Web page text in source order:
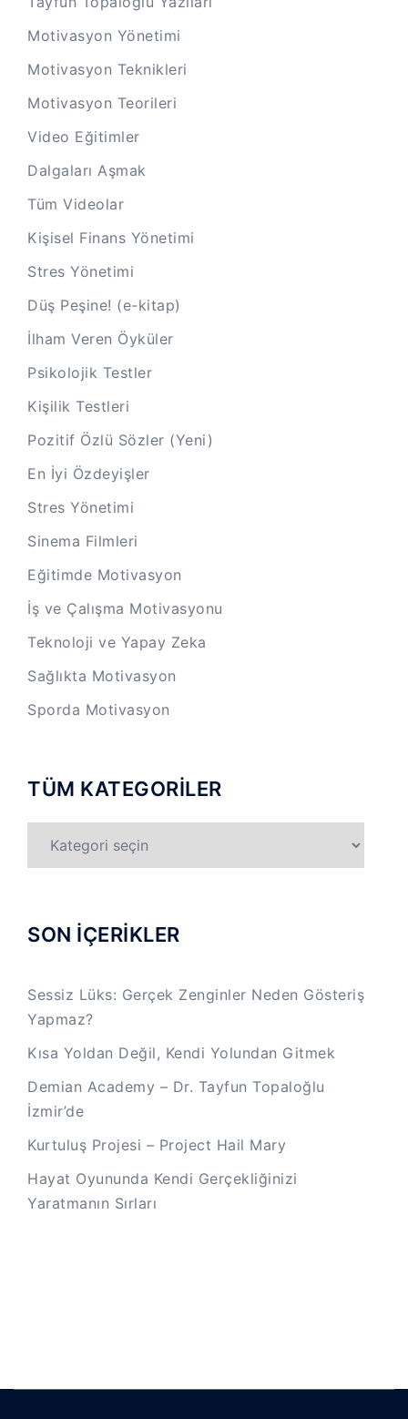
Motivasyon Yönetimi
Motivasyon Teknikleri
Motivasyon Teorileri
Video Eğitimler
Dalgaları Aşmak
Tüm Videolar
Kişisel Finans Yönetimi
Stres Yönetimi
Düş Peşine! (e-kitap)
İlham Veren Öyküler
Psikolojik Testler
Kişilik Testleri
Pozitif Özlü Sözler (Yeni)
En İyi Özdeyişler
Stres Yönetimi
Sinema Filmleri
Eğitimde Motivasyon
İş ve Çalışma Motivasyonu
Teknoloji ve Yapay Zeka
Sağlıkta Motivasyon
Sporda Motivasyon
TÜM KATEGORİLER
KATEGORİLER
SON İÇERİKLER
Sessiz Lüks: Gerçek Zenginler Neden Gösteriş
Yapmaz?
Kısa Yoldan Değil, Kendi Yolundan Gitmek
Demian Academy – Dr. Tayfun Topaloğlu
İzmir’de
Kurtuluş Projesi – Project Hail Mary
Hayat Oyununda Kendi Gerçekliğinizi
Yaratmanın Sırları